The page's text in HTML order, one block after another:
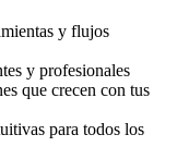
y flujos
y profesionales
que crecen con tus
para todos los